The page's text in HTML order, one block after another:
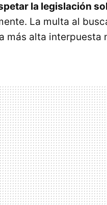
la legislación
La multa al
más alta interpuesta